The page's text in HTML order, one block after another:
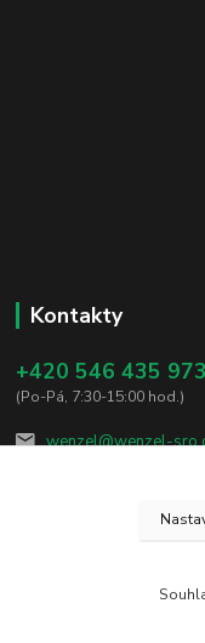
Kontakty
+420 546 435 973
(Po-Pá, 7:30-15:00 hod.)
wenzel@wenzel-